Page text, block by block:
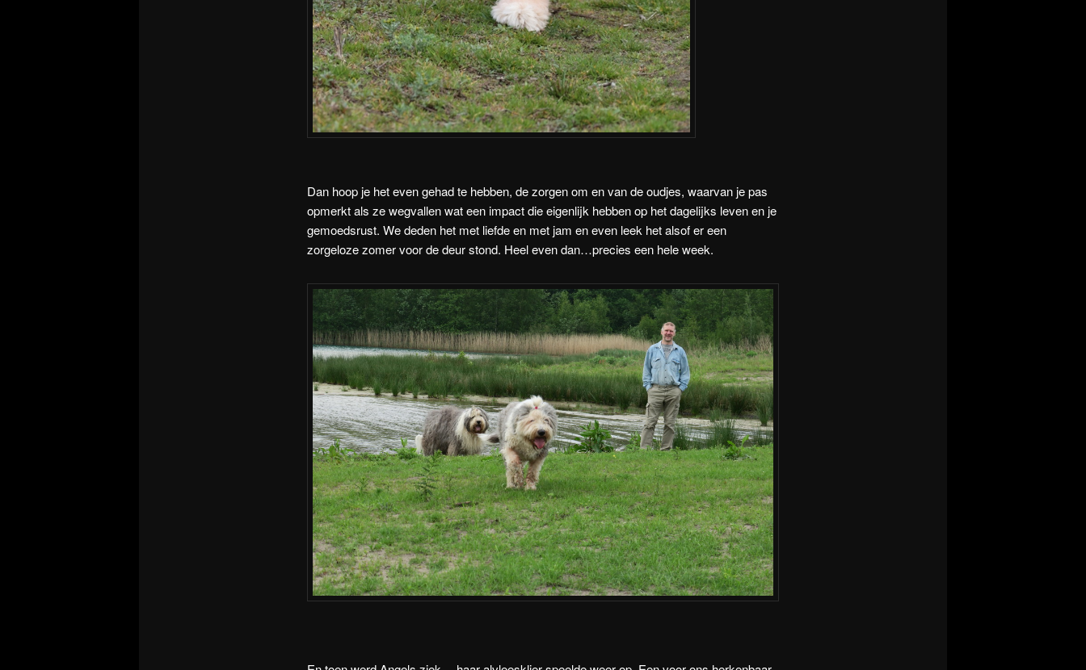
Dan hoop je het even gehad te hebben, de zorgen om en van de oudjes, waarvan je pas
opmerkt als ze wegvallen wat een impact die eigenlijk hebben op het dagelijks leven en je
gemoedsrust. We deden het met liefde en met jam en even leek het alsof er een
zorgeloze zomer voor de deur stond. Heel even dan…precies een hele week.